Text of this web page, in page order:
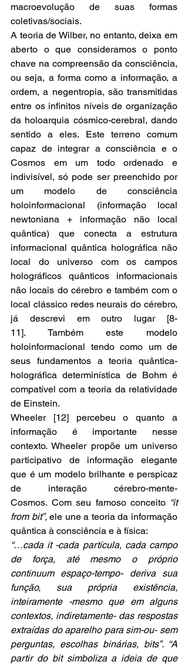
macroevolução de suas formas
coletivas/sociais.
A teoria de Wilber, no entanto, deixa em
aberto o que consideramos o ponto
chave na compreensão da consciência,
ou seja, a forma como a informação, a
ordem, a negentropia, são transmitidas
entre os infinitos níveis de organização
da holoarquia cósmico-cerebral, dando
sentido a eles. Este terreno comum
capaz de integrar a consciência e o
Cosmos em um todo ordenado e
indivisível, só pode ser preenchido por
um modelo de consciência
holoinformacional (informação local
newtoniana + informação não local
quântica) que conecta a estrutura
informacional quântica holográfica não
local do universo com os campos
holográficos quânticos informacionais
não locais do cérebro e também com o
local clássico redes neurais do cérebro,
já descrevi em outro lugar [8-
11]. Também este modelo
holoinformacional tendo como um de
seus fundamentos a teoria quântica-
holográfica determinística de Bohm é
compatível com a teoria da relatividade
de Einstein.
Wheeler [12] percebeu o quanto a
informação é importante nesse
contexto. Wheeler propõe um universo
participativo de informação elegante
que é um modelo brilhante e perspicaz
de interação cérebro-mente-
Cosmos. Com seu famoso conceito “it
from bit”, ele une a teoria da informação
quântica à consciência e à física:
“…cada it -cada partícula, cada campo
de força, até mesmo o próprio
continuum espaço-tempo- deriva sua
função, sua própria existência,
inteiramente -mesmo que em alguns
contextos, indiretamente- das respostas
extraídas do aparelho para sim-ou- sem
perguntas, escolhas binárias, bits”. “A
partir do bit simboliza a ideia de que